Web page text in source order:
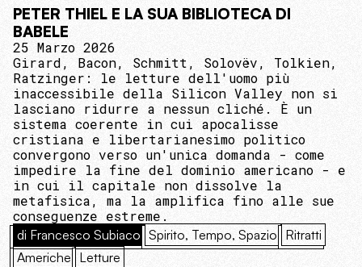
PETER THIEL E LA SUA BIBLIOTECA DI
BABELE
25 Marzo 2026
Girard, Bacon, Schmitt, Solovëv, Tolkien,
Ratzinger: le letture dell'uomo più
inaccessibile della Silicon Valley non si
lasciano ridurre a nessun cliché. È un
sistema coerente in cui apocalisse
cristiana e libertarianesimo politico
convergono verso un'unica domanda - come
impedire la fine del dominio americano - e
in cui il capitale non dissolve la
metafisica, ma la amplifica fino alle sue
conseguenze estreme.
di Francesco Subiaco Spirito, Tempo, Spazio Ritratti
Americhe Letture